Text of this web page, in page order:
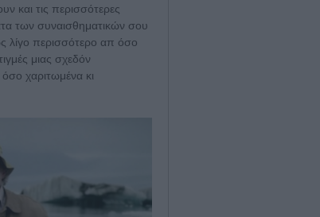
και τις περισσότερες
των συναισθηματικών σου
λίγο περισσότερο απ όσο
μιας σχεδόν
χαριτωμένα κι